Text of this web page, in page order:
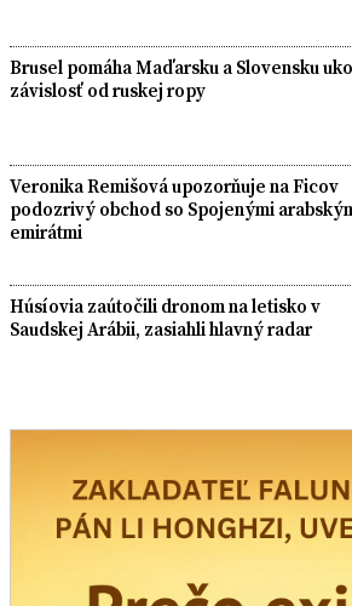
Brusel pomáha Maďarsku a Slovensku
závislosť od ruskej ropy
Veronika Remišová upozorňuje na Ficov
podozrivý obchod so Spojenými
emirátmi
Húsíovia zaútočili dronom na letisko v
Saudskej Arábii, zasiahli hlavný radar